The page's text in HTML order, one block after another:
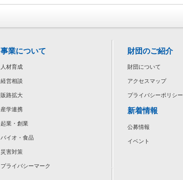
事業について
人材育成
経営相談
販路拡大
産学連携
起業・創業
バイオ・食品
災害対策
プライバシーマーク
財団のご紹介
財団について
アクセスマップ
プライバシーポリシー
新着情報
公募情報
イベント